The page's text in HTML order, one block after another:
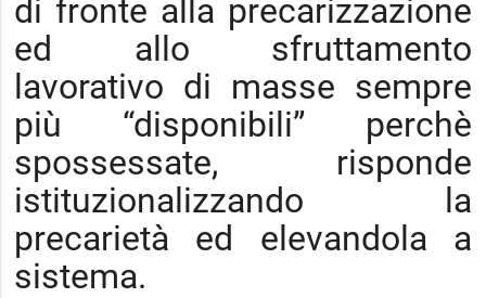
di fronte alla precarizzazione
ed allo sfruttamento
lavorativo di masse sempre
più “disponibili” perchè
spossessate, risponde
istituzionalizzando la
precarietà ed elevandola a
sistema.